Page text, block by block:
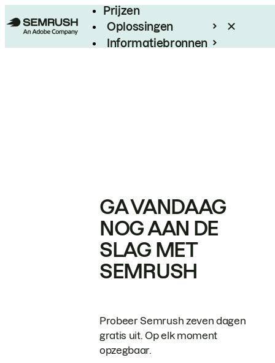
Prijzen
Oplossingen
Informatiebronnen
GA VANDAAG
NOG AAN DE
SLAG MET
SEMRUSH
Probeer Semrush zeven dagen
gratis uit. Op elk moment
opzegbaar.